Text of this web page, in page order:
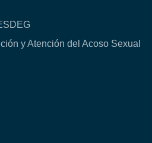
y Atención del Acoso Sexual